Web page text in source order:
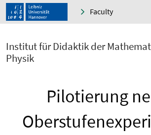
Faculty
Institut für Didaktik der
Physik
Pilotierung